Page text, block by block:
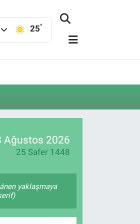
25°
Ağustos 2026
25 Safer 1448
yaklaşmaya